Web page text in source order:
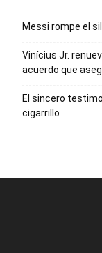
Messi rompe el
Vinícius Jr.
acuerdo que
El sincero
cigarrillo